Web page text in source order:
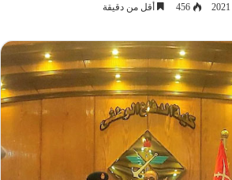
456 أقل من دقيقة